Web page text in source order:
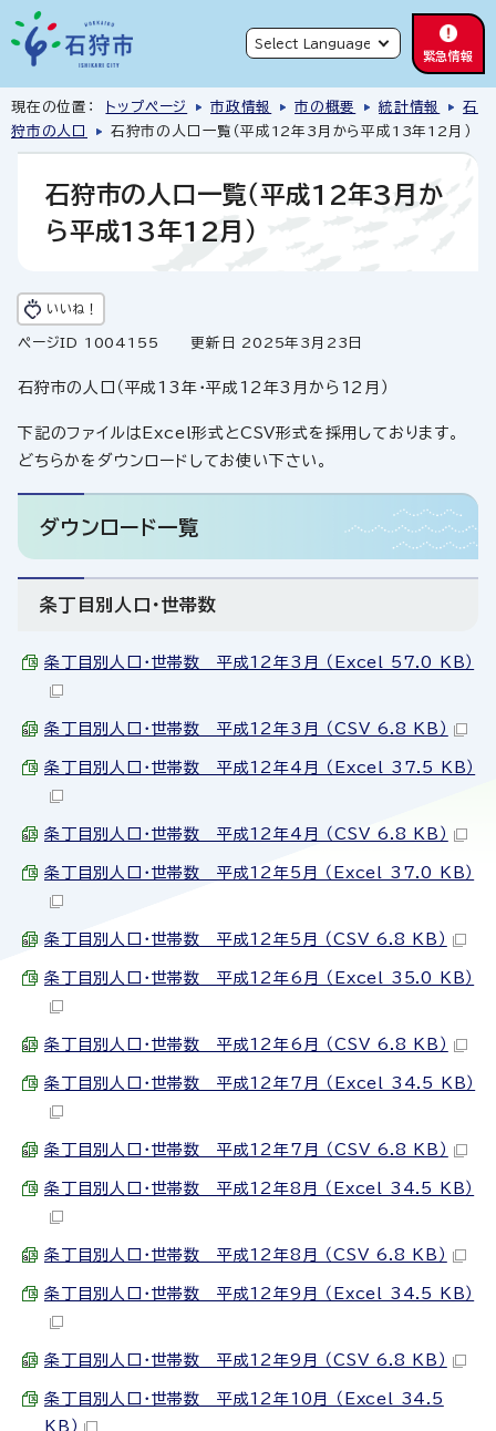
緊急情報
現在の位置： トップページ 市政情報 市の概要 統計情報
石
狩市の人口
石狩市の人口一覧（平成12年3月から平成13年12月）
石狩市の人口一覧（平成12年3月か
ら平成13年12月）
いいね！
ページID 1004155 更新日 2025年3月23日
石狩市の人口（平成13年・平成12年3月から12月）
下記のファイルはExcel形式とCSV形式を採用しております。
どちらかをダウンロードしてお使い下さい。
ダウンロード一覧
条丁目別人口・世帯数
条丁目別人口・世帯数 平成12年3月 （Excel 57.0 KB）
条丁目別人口・世帯数 平成12年3月 （CSV 6.8 KB）
条丁目別人口・世帯数 平成12年4月 （Excel 37.5 KB）
条丁目別人口・世帯数 平成12年4月 （CSV 6.8 KB）
条丁目別人口・世帯数 平成12年5月 （Excel 37.0 KB）
条丁目別人口・世帯数 平成12年5月 （CSV 6.8 KB）
条丁目別人口・世帯数 平成12年6月 （Excel 35.0 KB）
条丁目別人口・世帯数 平成12年6月 （CSV 6.8 KB）
条丁目別人口・世帯数 平成12年7月 （Excel 34.5 KB）
条丁目別人口・世帯数 平成12年7月 （CSV 6.8 KB）
条丁目別人口・世帯数 平成12年8月 （Excel 34.5 KB）
条丁目別人口・世帯数 平成12年8月 （CSV 6.8 KB）
条丁目別人口・世帯数 平成12年9月 （Excel 34.5 KB）
条丁目別人口・世帯数 平成12年9月 （CSV 6.8 KB）
条丁目別人口・世帯数 平成12年10月 （Excel 34.5
KB）